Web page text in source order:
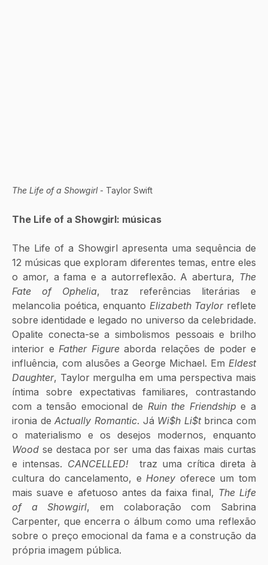
The Life of a Showgirl - Taylor Swift
The Life of a Showgirl: músicas
The Life of a Showgirl apresenta uma sequência de
12 músicas que exploram diferentes temas, entre eles
o amor, a fama e a autorreflexão. A abertura, The
Fate of Ophelia, traz referências literárias e
melancolia poética, enquanto Elizabeth Taylor reflete
sobre identidade e legado no universo da celebridade.
Opalite conecta-se a simbolismos pessoais e brilho
interior e Father Figure aborda relações de poder e
influência, com alusões a George Michael. Em Eldest
Daughter, Taylor mergulha em uma perspectiva mais
íntima sobre expectativas familiares, contrastando
com a tensão emocional de Ruin the Friendship e a
ironia de Actually Romantic. Já Wi$h Li$t brinca com
Wood se destaca por ser uma das faixas mais curtas
e intensas. CANCELLED!
  traz uma crítica direta à
cultura do cancelamento, e Honey oferece um tom
mais suave e afetuoso antes da faixa final, The Life
of a Showgirl, em colaboração com Sabrina
Carpenter, que encerra o álbum como uma reflexão
sobre o preço emocional da fama e a construção da
própria imagem pública.